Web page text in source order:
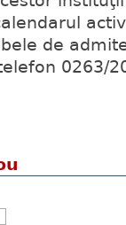
de
0263/